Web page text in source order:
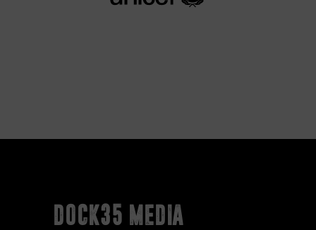
dock35 media